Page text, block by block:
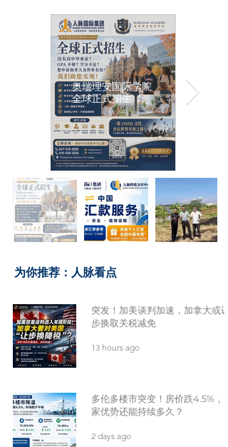
奥瑞理安国际学院
全球正式招生
​为你推荐：人脉看点
突发！加美谈判加速，加拿大或让
步换取关税减免
13 hours ago
多伦多楼市突变！房价跌4.5%，买
家优势还能持续多久？
2 days ago